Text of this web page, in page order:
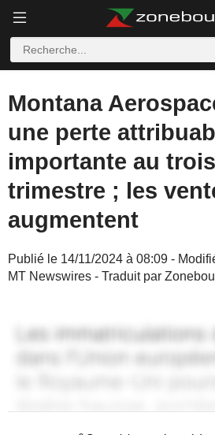
Montana
une perte
importante au
trimestre ; les
augmentent
Publié le 14/11/2024 à 08:09 -
MT Newswires - Traduit par